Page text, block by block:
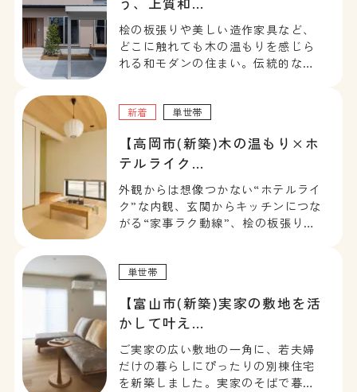
桧の板張りや美しい造作家具など、
どこに触れても木の温もりを感じら
れる和モダンの住まい。伝統的な和
いです。
新着 単世帯
【高岡市(新築)木の温もり×ホ
テルライク…
外観からは想像つかない“ホテルライ
ク”な内観、玄関からキッチンにつな
がる“家事ラク動線”、桧の板張りや
い」を叶える、木の温もり×ホテル
単世帯
【富山市(新築)実家の敷地を活
かして叶え…
ご実家の広い敷地の⼀角に、若夫婦
だけの暮らしにぴったりの別棟住宅
を新築しました。実家のそばで暮ら